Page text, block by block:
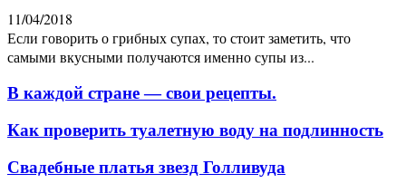
11/04/2018
Если говорить о грибных супах, то стоит заметить, что
самыми вкусными получаются именно супы из...
В каждой стране — свои рецепты.
Как проверить туалетную воду на подлинность
Свадебные платья звезд Голливуда